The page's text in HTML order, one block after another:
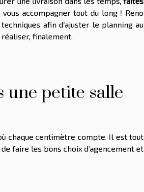
accompagner tout du long ! Reno
afin d'ajuster le planning au
finalement.
une petite salle
chaque centimètre compte. Il est tout
faire les bons choix d’agencement et